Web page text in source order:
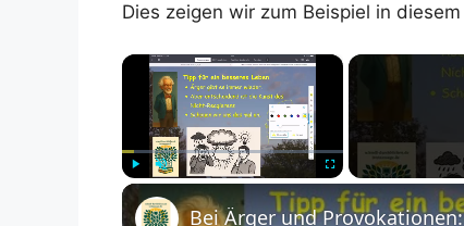
Dies zeigen wir zum Beispiel in
×
Play Fullscreen